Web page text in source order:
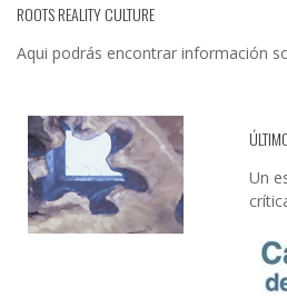
ROOTS REALITY CULTURE
Aqui podrás encontrar información
Un